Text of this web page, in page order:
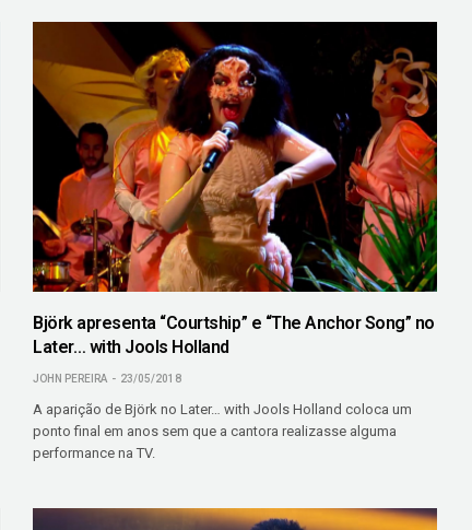
Björk apresenta “Courtship” e “The Anchor Song” no
Later… with Jools Holland
JOHN PEREIRA 23/05/2018
A aparição de Björk no Later… with Jools Holland coloca um
ponto final em anos sem que a cantora realizasse alguma
performance na TV.